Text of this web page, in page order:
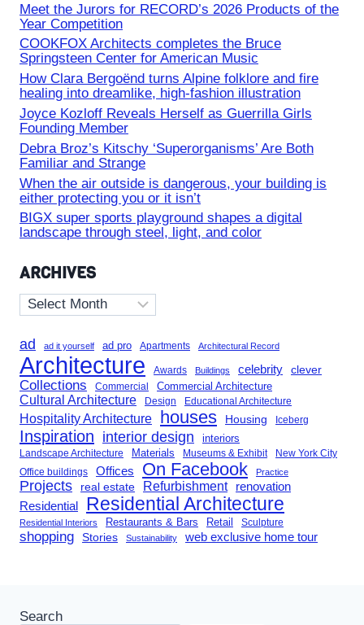
Meet the Jurors for RECORD’s 2026 Products of the
Year Competition
COOKFOX Architects completes the Bruce
Springsteen Center for American Music
How Clara Bergoënd turns Alpine folklore and fire
healing into dreamlike, high-fashion illustration
Joyce Kozloff Reveals Herself as Guerrilla Girls
Founding Member
Debra Broz’s Kitschy ‘Superorganisms’ Are Both
Familiar and Strange
When the air outside is dangerous, your building is
either protecting you or it isn’t
BIGX super sports playground shapes a digital
landscape through steel, light, and color
ARCHIVES
Archives
ad ad it yourself ad pro Apartments Architectural Record
Architecture Awards Buildings celebrity clever
Collections Commercial Commercial Architecture
Cultural Architecture Design Educational Architecture
Hospitality Architecture houses Housing Iceberg
Inspiration interior design interiors
Landscape Architecture Materials Museums & Exhibit New York City
Office buildings Offices On Facebook Practice
Projects real estate Refurbishment renovation
Residential Residential Architecture
Residential Interiors Restaurants & Bars Retail Sculpture
shopping Stories Sustainability web exclusive home tour
Search